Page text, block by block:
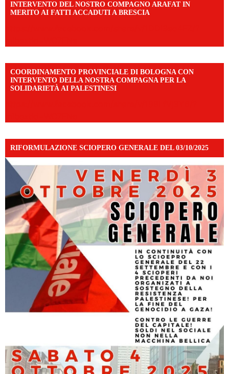
INTERVENTO DEL NOSTRO COMPAGNO ARAFAT IN
MERITO AI FATTI ACCADUTI A BRESCIA
COORDINAMENTO PROVINCIALE DI BOLOGNA CON
INTERVENTO DELLA NOSTRA COMPAGNA PER LA
SOLIDARIETÀ AI PALESTINESI
RIFORMULAZIONE SCIOPERO GENERALE DEL 03/10/2025